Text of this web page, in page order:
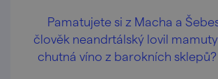
Pamatujete si z Macha a
člověk neandrtálský lovil
chutná víno z barokních